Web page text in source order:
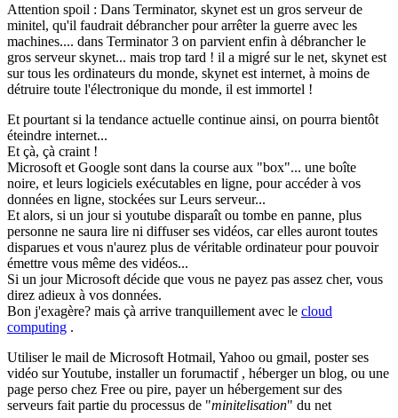
Attention spoil : Dans Terminator, skynet est un gros serveur de
minitel, qu'il faudrait débrancher pour arrêter la guerre avec les
machines.... dans Terminator 3 on parvient enfin à débrancher le
gros serveur skynet... mais trop tard ! il a migré sur le net, skynet est
sur tous les ordinateurs du monde, skynet est internet, à moins de
détruire toute l'électronique du monde, il est immortel !
Et pourtant si la tendance actuelle continue ainsi, on pourra bientôt
éteindre internet...
Et çà, çà craint !
Microsoft et Google sont dans la course aux "box"... une boîte
noire, et leurs logiciels exécutables en ligne, pour accéder à vos
données en ligne, stockées sur Leurs serveur...
Et alors, si un jour si youtube disparaît ou tombe en panne, plus
personne ne saura lire ni diffuser ses vidéos, car elles auront toutes
disparues et vous n'aurez plus de véritable ordinateur pour pouvoir
émettre vous même des vidéos...
Si un jour Microsoft décide que vous ne payez pas assez cher, vous
direz adieux à vos données.
Bon j'exagère? mais çà arrive tranquillement avec le cloud
computing .
Utiliser le mail de Microsoft Hotmail, Yahoo ou gmail, poster ses
vidéo sur Youtube, installer un forumactif , héberger un blog, ou une
page perso chez Free ou pire, payer un hébergement sur des
serveurs fait partie du processus de "minitelisation" du net